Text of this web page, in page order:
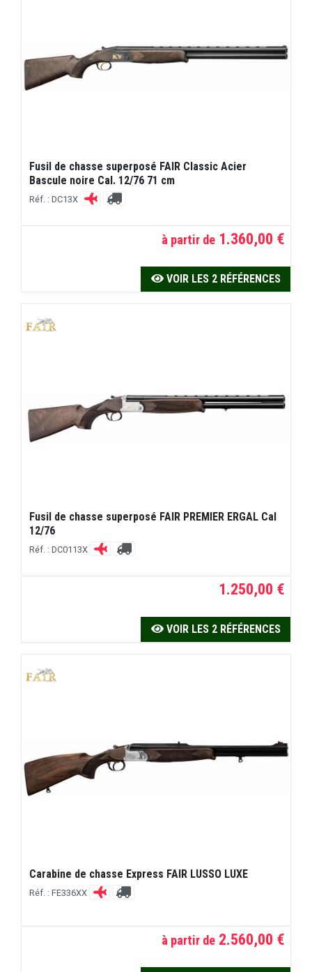
Fusil de chasse superposé FAIR Classic Acier
Bascule noire Cal. 12/76 71 cm
Réf. : DC13X
à partir de 1.360,00 €
VOIR LES 2 RÉFÉRENCES
Fusil de chasse superposé FAIR PREMIER ERGAL Cal
12/76
Réf. : DC0113X
1.250,00 €
VOIR LES 2 RÉFÉRENCES
Carabine de chasse Express FAIR LUSSO LUXE
Réf. : FE336XX
à partir de 2.560,00 €